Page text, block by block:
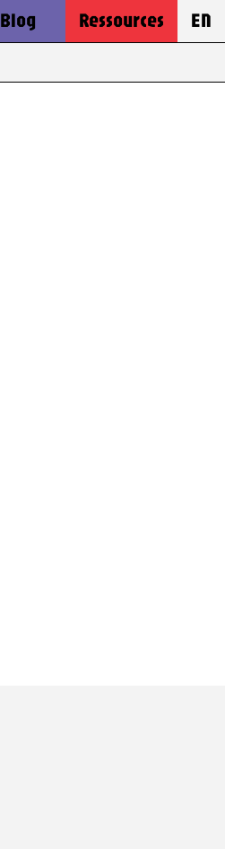
Blog Ressources EN